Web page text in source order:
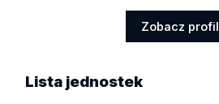
Zobacz profil
Lista jednostek